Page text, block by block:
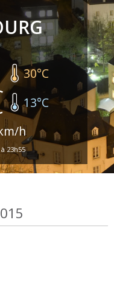
30°C
13°C
h
23h55